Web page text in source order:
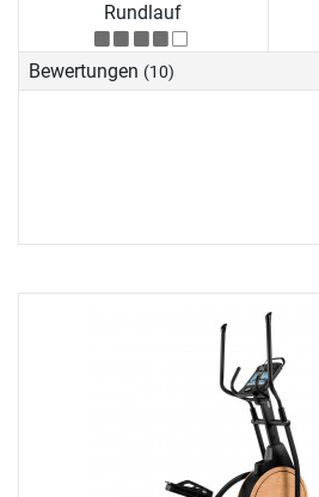
Rundlauf
Bewertungen (10)